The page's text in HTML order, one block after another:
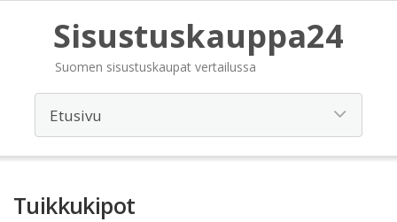
Sisustuskauppa24
Suomen sisustuskaupat vertailussa
Tuikkukipot